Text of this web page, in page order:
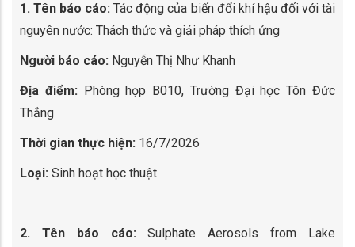
1. Tên báo cáo: Tác động của biến đổi khí hậu đối với tài
nguyên nước: Thách thức và giải pháp thích ứng
Người báo cáo: Nguyễn Thị Như Khanh
Địa điểm: Phòng họp B010, Trường Đại học Tôn Đức
Thắng
Thời gian thực hiện: 16/7/2026
Loại: Sinh hoạt học thuật
2. Tên báo cáo: Sulphate Aerosols from Lake